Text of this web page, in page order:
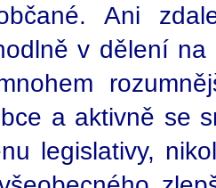
Ani
v dělení
a aktivně se
legislativy,